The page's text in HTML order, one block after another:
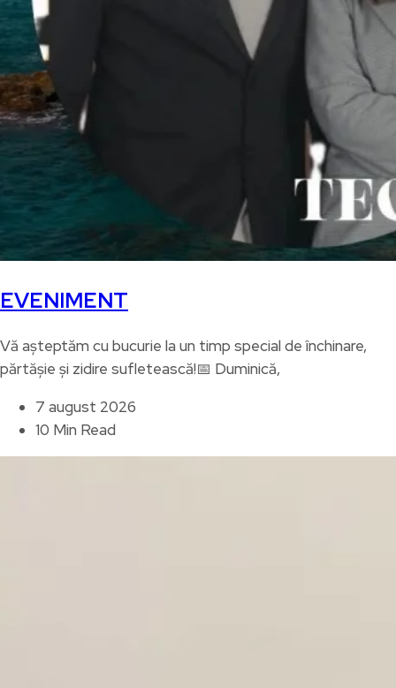
EVENIMENT
Vă așteptăm cu bucurie la un timp special de închinare,
părtășie și zidire sufletească!📅 Duminică,
7 august 2026
10 Min Read